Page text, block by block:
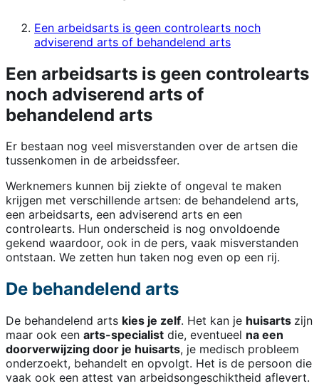
Een arbeidsarts is geen controlearts noch
adviserend arts of behandelend arts
Een arbeidsarts is geen controlearts
noch adviserend arts of
behandelend arts
Er bestaan nog veel misverstanden over de artsen die
tussenkomen in de arbeidssfeer.
Werknemers kunnen bij ziekte of ongeval te maken
krijgen met verschillende artsen: de behandelend arts,
een arbeidsarts, een adviserend arts en een
controlearts. Hun onderscheid is nog onvoldoende
gekend waardoor, ook in de pers, vaak misverstanden
ontstaan. We zetten hun taken nog even op een rij.
De behandelend arts
De behandelend arts kies je zelf. Het kan je huisarts zijn
maar ook een arts-specialist die, eventueel na een
doorverwijzing door je huisarts, je medisch probleem
onderzoekt, behandelt en opvolgt. Het is de persoon die
vaak ook een attest van arbeidsongeschiktheid aflevert.